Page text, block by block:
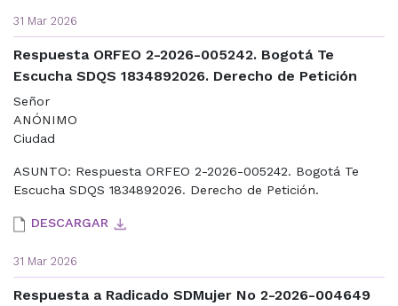
31 Mar 2026
Respuesta ORFEO 2-2026-005242. Bogotá Te
Escucha SDQS 1834892026. Derecho de Petición
Señor
ANÓNIMO
Ciudad
ASUNTO: Respuesta ORFEO 2-2026-005242. Bogotá Te
Escucha SDQS 1834892026. Derecho de Petición.
DESCARGAR
31 Mar 2026
Respuesta a Radicado SDMujer No 2-2026-004649